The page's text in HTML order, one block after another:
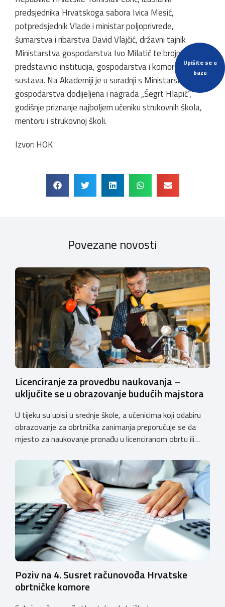
Upišite se u
bazu
predsjednika Hrvatskoga sabora Ivica Mesić,
potpredsjednik Vlade i ministar poljoprivrede,
šumarstva i ribarstva David Vlajčić, državni tajnik
Ministarstva gospodarstva Ivo Milatić te brojni
predstavnici institucija, gospodarstva i komorskog
sustava. Na Akademiji je u suradnji s Ministarstvom
gospodarstva dodijeljena i nagrada „Šegrt Hlapić“,
godišnje priznanje najboljem učeniku strukovnih škola,
mentoru i strukovnoj školi.
Izvor: HOK
Povezane novosti
Licenciranje za provedbu naukovanja –
uključite se u obrazovanje budućih majstora
U tijeku su upisi u srednje škole, a učenicima koji odabiru
obrazovanje za obrtnička zanimanja preporučuje se da
mjesto za naukovanje pronađu u licenciranom obrtu ili
koji još nemaju licenciju da pokrenu postupak
licenciranja kako bi budućim učenicima omogućili
kvalitetno i sigurno stjecanje praktičnih znanja, a
istodobno ulagali u razvoj […]
Poziv na 4. Susret računovođa Hrvatske
obrtničke komore